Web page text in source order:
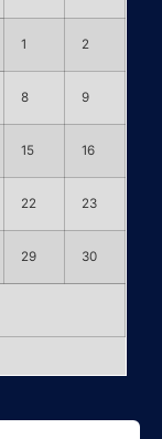
1 2
8 9
15 16
22 23
29 30